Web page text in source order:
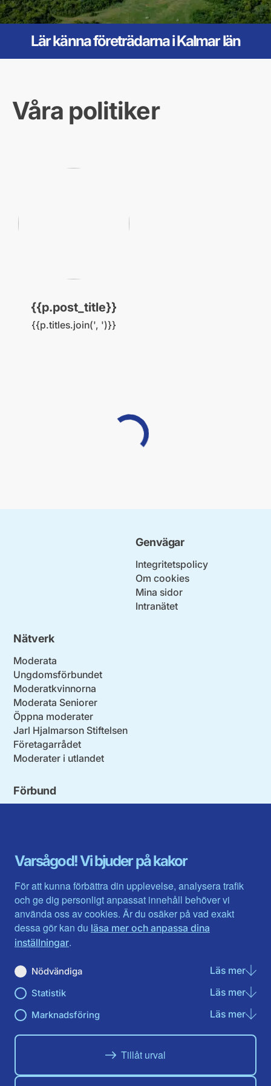
Varsågod! Vi bjuder på kakor
För att kunna förbättra din upplevelse, analysera trafik
och ge dig personligt anpassat innehåll behöver vi
använda oss av cookies. Är du osäker på vad exakt
dessa gör kan du läsa mer och anpassa dina
inställningar.
Nödvändiga Läs merom
Statistik Läs merom
Marknadsföring Läs merom
Tillåt urval
Lär känna företrädarna i Kalmar län
Våra politiker
{{p.post_title}}
{{p.titles.join(', ')}}
Laddar...
Genvägar
Integritetspolicy
Om cookies
Mina sidor
Intranätet
Nätverk
Moderata
Ungdomsförbundet
Moderatkvinnorna
Moderata Seniorer
Öppna moderater
Jarl Hjalmarson Stiftelsen
Företagarrådet
Moderater i utlandet
Förbund
Gävleborg
Halland
Jämtlands län
Jönköpings län
Kalmar län
Kronobergs län
Norrbotten
Skåne län
Värmlands län
Västerbotten
Västra Götaland
Västernorrland
Västmanland
Örebro län
Östergötland
Du hittar oss här på sociala medier
Facebook
Instagram